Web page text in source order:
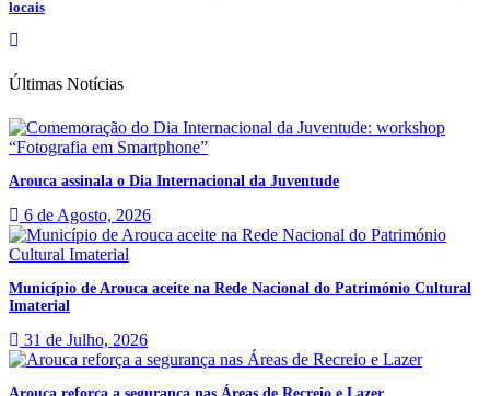
locais
Últimas Notícias
Arouca assinala o Dia Internacional da Juventude
6 de Agosto, 2026
Município de Arouca aceite na Rede Nacional do Património Cultural
Imaterial
31 de Julho, 2026